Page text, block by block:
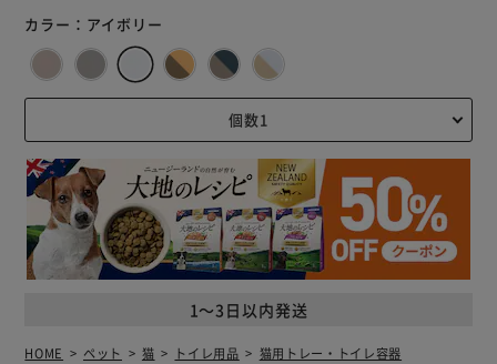
カラー： アイボリー
1～3日以内発送
HOME ペット 猫 トイレ用品
猫用トレー・トイレ容器